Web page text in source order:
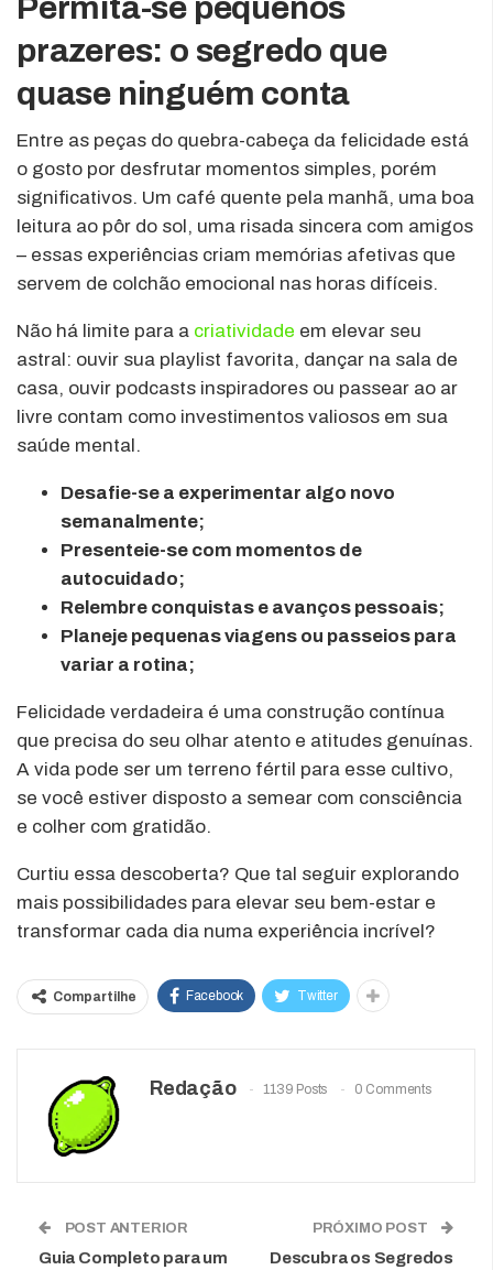
Permita-se pequenos
prazeres: o segredo que
quase ninguém conta
Entre as peças do quebra-cabeça da felicidade está
o gosto por desfrutar momentos simples, porém
significativos. Um café quente pela manhã, uma boa
leitura ao pôr do sol, uma risada sincera com amigos
– essas experiências criam memórias afetivas que
servem de colchão emocional nas horas difíceis.
Não há limite para a criatividade em elevar seu
astral: ouvir sua playlist favorita, dançar na sala de
casa, ouvir podcasts inspiradores ou passear ao ar
livre contam como investimentos valiosos em sua
saúde mental.
Desafie-se a experimentar algo novo
semanalmente;
Presenteie-se com momentos de
autocuidado;
Relembre conquistas e avanços pessoais;
Planeje pequenas viagens ou passeios para
variar a rotina;
Felicidade verdadeira é uma construção contínua
que precisa do seu olhar atento e atitudes genuínas.
A vida pode ser um terreno fértil para esse cultivo,
se você estiver disposto a semear com consciência
e colher com gratidão.
Curtiu essa descoberta? Que tal seguir explorando
mais possibilidades para elevar seu bem-estar e
transformar cada dia numa experiência incrível?
Compartilhe Facebook Twitter
Redação 1139 Posts 0 Comments
POST ANTERIOR
Guia Completo para um
PRÓXIMO POST
Descubra os Segredos